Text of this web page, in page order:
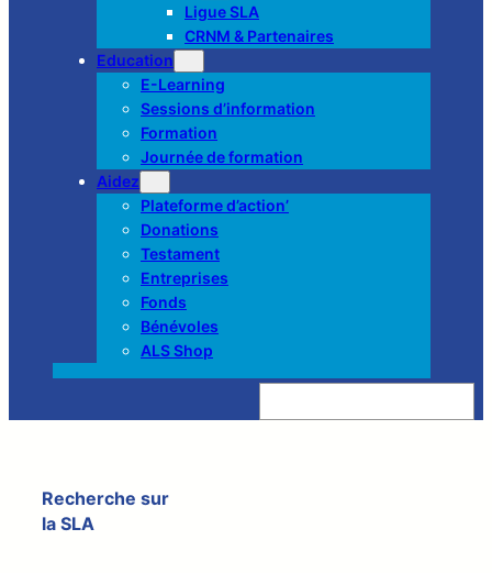
Ligue SLA
CRNM & Partenaires
Education
E-Learning
Sessions d’information
Formation
Journée de formation
Aidez
Plateforme d’action’
Donations
Testament
Entreprises
Fonds
Bénévoles
ALS Shop
Z
e
Recherche sur
la SLA